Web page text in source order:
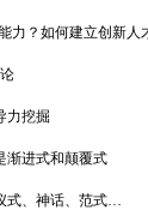
力？如何建立创新人
力挖掘
渐进式和颠覆式
式、神话、范式…